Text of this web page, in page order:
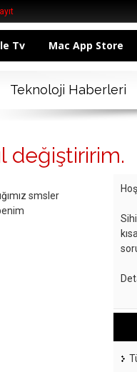
Tv Mac App Store
Teknoloji Haberleri
değiştiririm.
smsler